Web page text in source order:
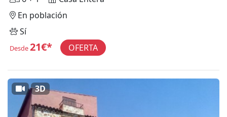
En población
Sí
Desde21€* OFERTA
3D